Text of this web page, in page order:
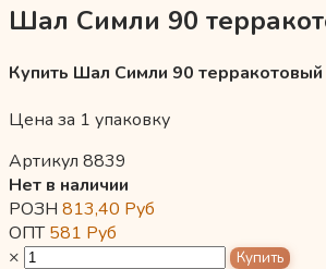
Шал Симли 90
Купить Шал Симли 90 терракотовый
Цена за 1 упаковку
Артикул 8839
Нет в наличии
РОЗН 813,40 Руб
ОПТ581 Руб
×